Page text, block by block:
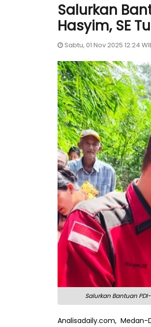
Salurkan
Hasyim, SE
Sabtu, 01 Nov 2025 12:24
Salurkan Bantuan
Analisadaily.com,